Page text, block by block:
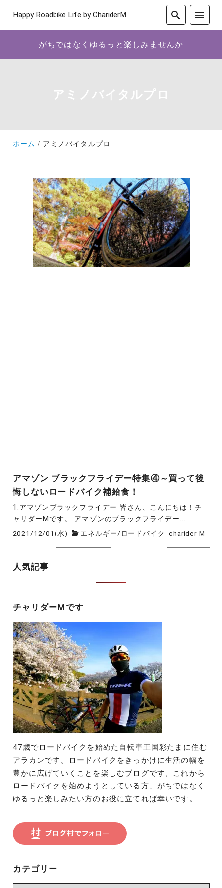
Happy Roadbike Life by ChariderM
がちではなくゆるっと楽しみませんか
アミノバイタルプロ
ホーム アミノバイタルプロ
アマゾン ブラックフライデー特集④～買って後
悔しないロードバイク補給食！
1.アマゾンブラックフライデー 皆さん、こんにちは！チ
ャリダーMです。 アマゾンのブラックフライデー...
2021/12/01(水) エネルギー/ ロードバイク charider-M
人気記事
チャリダーMです
47歳でロードバイクを始めた自転車王国彩たまに住む
アラカンです。ロードバイクをきっかけに生活の幅を
豊かに広げていくことを楽しむブログです。これから
ロードバイクを始めようとしている方、がちではなく
ゆるっと楽しみたい方のお役に立てれば幸いです。
カテゴリー